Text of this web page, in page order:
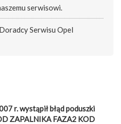
serwisowi.
Serwisu Opel
r. wystąpił błąd poduszki
ZAPALNIKA FAZA2 KOD